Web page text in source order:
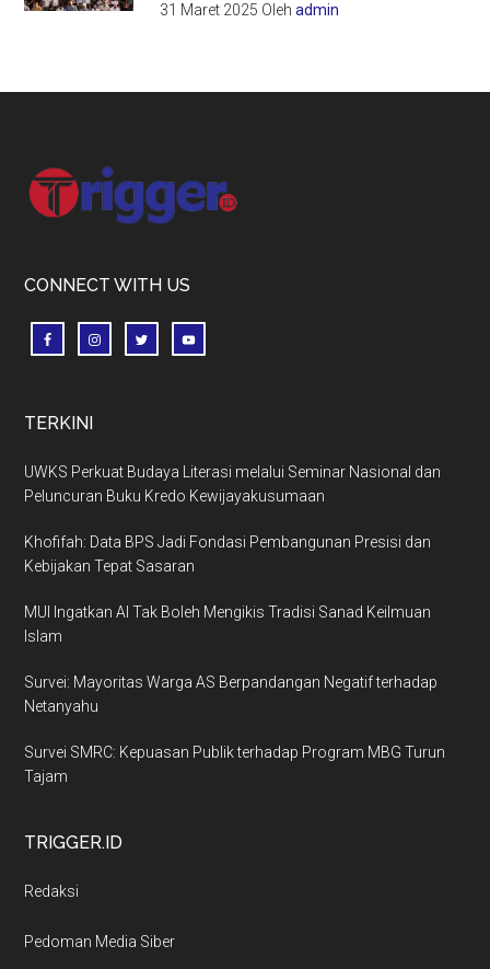
31 Maret 2025 Olehadmin
Footer
CONNECT WITH US
TERKINI
UWKS Perkuat Budaya Literasi melalui Seminar Nasional dan
Peluncuran Buku Kredo Kewijayakusumaan
Khofifah: Data BPS Jadi Fondasi Pembangunan Presisi dan
Kebijakan Tepat Sasaran
MUI Ingatkan AI Tak Boleh Mengikis Tradisi Sanad Keilmuan
Islam
Survei: Mayoritas Warga AS Berpandangan Negatif terhadap
Netanyahu
Survei SMRC: Kepuasan Publik terhadap Program MBG Turun
Tajam
TRIGGER.ID
Redaksi
Pedoman Media Siber